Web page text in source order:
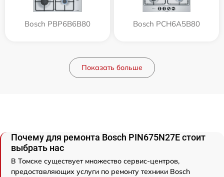
Bosch PBP6B6B80 Bosch PCH6A5B80
Показать больше
Почему для ремонта Bosch PIN675N27E стоит
выбрать нас
В Томске существует множество сервис-центров,
предоставляющих услуги по ремонту техники Bosch